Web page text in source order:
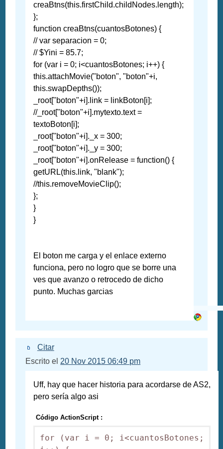
creaBtns(this.firstChild.childNodes.length);
};
function creaBtns(cuantosBotones) {
// var separacion = 0;
// $Yini = 85.7;
for (var i = 0; i<cuantosBotones; i++) {
this.attachMovie("boton", "boton"+i,
this.swapDepths());
_root["boton"+i].link = linkBoton[i];
//_root["boton"+i].mytexto.text =
textoBoton[i];
_root["boton"+i]._x = 300;
_root["boton"+i]._y = 300;
_root["boton"+i].onRelease = function() {
getURL(this.link, "blank");
//this.removeMovieClip();
};
}
}
El boton me carga y el enlace externo
funciona, pero no logro que se borre una
ves que avanzo o retrocedo de dicho
punto. Muchas garcias
Citar
Escrito el 20 Nov 2015 06:49 pm
Uff, hay que hacer historia para acordarse de AS2,
pero sería algo asi
Código ActionScript :
for (var i = 0; i<cuantosBotones;